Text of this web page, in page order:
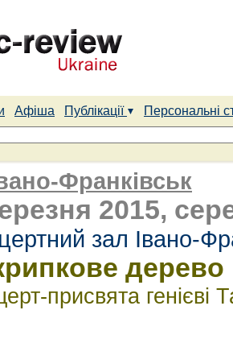
Афіша Публікації
Персональні
Франківськ
2015,
зал Івано-
присвята генієві